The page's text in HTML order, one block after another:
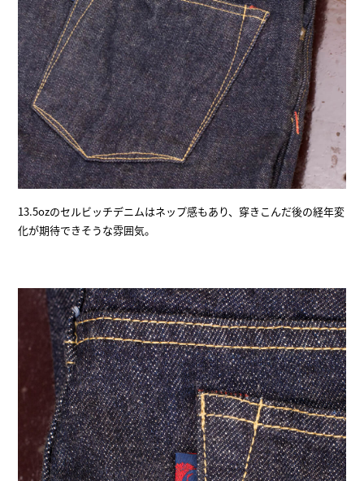
13.5ozのセルビッチデニムはネップ感もあり、穿きこんだ後の経年変
化が期待できそうな雰囲気。